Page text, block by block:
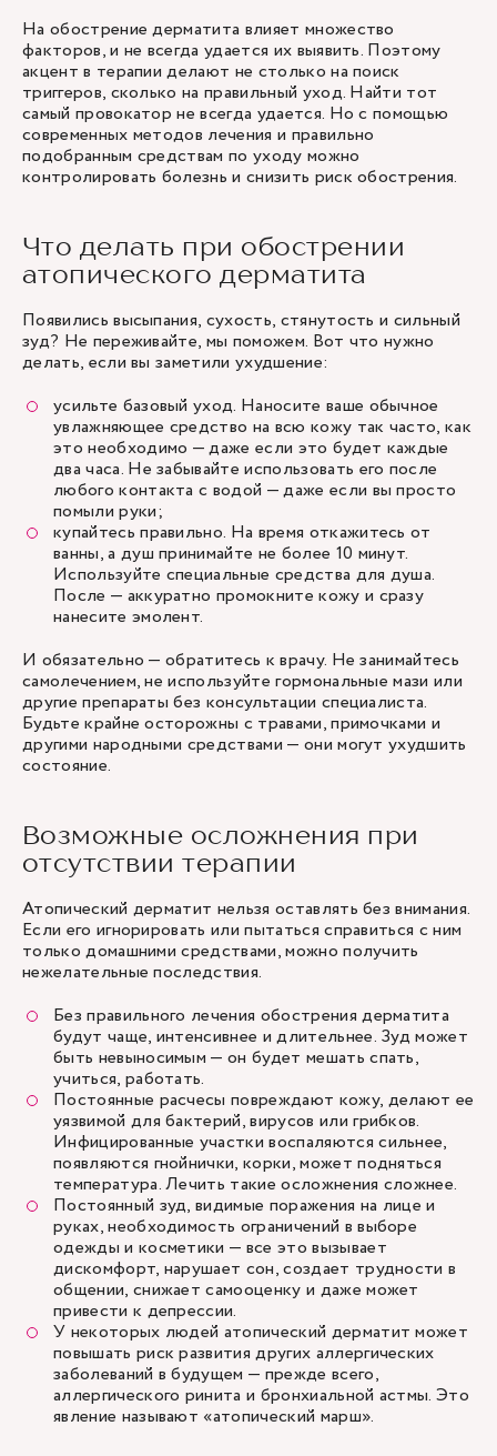
На обострение дерматита влияет множество
факторов, и не всегда удается их выявить. Поэтому
акцент в терапии делают не столько на поиск
триггеров, сколько на правильный уход. Найти тот
самый провокатор не всегда удается. Но с помощью
современных методов лечения и правильно
подобранным средствам по уходу можно
контролировать болезнь и снизить риск обострения.
Что делать при обострении
атопического дерматита
Появились высыпания, сухость, стянутость и сильный
зуд? Не переживайте, мы поможем. Вот что нужно
делать, если вы заметили ухудшение:
усильте базовый уход. Наносите ваше обычное
увлажняющее средство на всю кожу так часто, как
это необходимо — даже если это будет каждые
два часа. Не забывайте использовать его после
любого контакта с водой — даже если вы просто
помыли руки;
купайтесь правильно. На время откажитесь от
ванны, а душ принимайте не более 10 минут.
Используйте специальные средства для душа.
После — аккуратно промокните кожу и сразу
нанесите эмолент.
И обязательно — обратитесь к врачу. Не занимайтесь
самолечением, не используйте гормональные мази или
другие препараты без консультации специалиста.
Будьте крайне осторожны с травами, примочками и
другими народными средствами — они могут ухудшить
состояние.
Возможные осложнения при
отсутствии терапии
Атопический дерматит нельзя оставлять без внимания.
Если его игнорировать или пытаться справиться с ним
только домашними средствами, можно получить
нежелательные последствия.
Без правильного лечения обострения дерматита
будут чаще, интенсивнее и длительнее. Зуд может
быть невыносимым — он будет мешать спать,
учиться, работать.
Постоянные расчесы повреждают кожу, делают ее
уязвимой для бактерий, вирусов или грибков.
Инфицированные участки воспаляются сильнее,
появляются гнойнички, корки, может подняться
температура. Лечить такие осложнения сложнее.
Постоянный зуд, видимые поражения на лице и
руках, необходимость ограничений в выборе
одежды и косметики — все это вызывает
дискомфорт, нарушает сон, создает трудности в
общении, снижает самооценку и даже может
привести к депрессии.
У некоторых людей атопический дерматит может
повышать риск развития других аллергических
заболеваний в будущем — прежде всего,
аллергического ринита и бронхиальной астмы. Это
явление называют «атопический марш».